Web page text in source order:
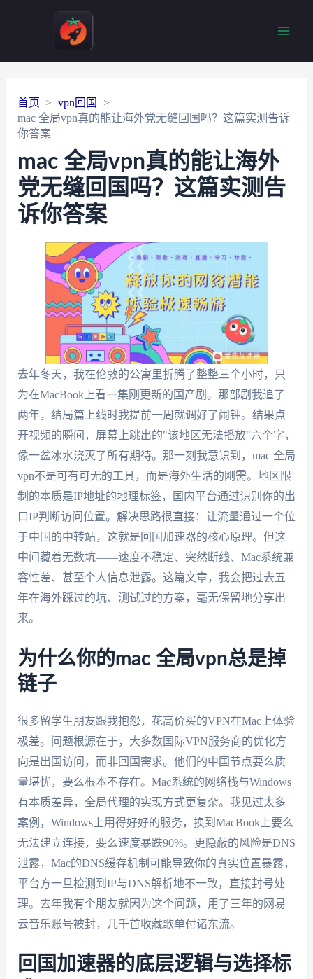
首页
vpn回国
mac 全局vpn真的能让海外党无缝回国吗？这篇实测告诉
你答案
mac 全局vpn真的能让海外
党无缝回国吗？这篇实测告
诉你答案
去年冬天，我在伦敦的公寓里折腾了整整三个小时，只
为在MacBook上看一集刚更新的国产剧。那部剧我追了
两年，结局篇上线时我提前一周就调好了闹钟。结果点
开视频的瞬间，屏幕上跳出的"该地区无法播放"六个字，
像一盆冰水浇灭了所有期待。那一刻我意识到，mac 全局
vpn不是可有可无的工具，而是海外生活的刚需。地区限
制的本质是IP地址的地理标签，国内平台通过识别你的出
口IP判断访问位置。解决思路很直接：让流量通过一个位
于中国的中转站，这就是回国加速器的核心原理。但这
中间藏着无数坑——速度不稳定、突然断线、Mac系统兼
容性差、甚至个人信息泄露。这篇文章，我会把过去五
年在海外踩过的坑、测试过的方案，毫无保留地分享出
来。
为什么你的mac 全局vpn总是掉
链子
很多留学生朋友跟我抱怨，花高价买的VPN在Mac上体验
极差。问题根源在于，大多数国际VPN服务商的优化方
向是出国访问，而非回国需求。他们的中国节点要么质
量堪忧，要么根本不存在。Mac系统的网络栈与Windows
有本质差异，全局代理的实现方式更复杂。我见过太多
案例，Windows上用得好好的服务，换到MacBook上要么
无法建立连接，要么速度暴跌90%。更隐蔽的风险是DNS
泄露，Mac的DNS缓存机制可能导致你的真实位置暴露，
平台方一旦检测到IP与DNS解析地不一致，直接封号处
理。去年我有个朋友就因为这个问题，用了三年的网易
云音乐账号被封，几千首收藏歌单付诸东流。
回国加速器的底层逻辑与选择标